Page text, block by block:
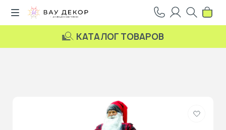
КАТАЛОГ ТОВАРОВ